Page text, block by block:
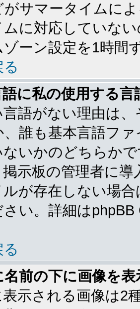
サマータイムに
に対応していな
ーン設定を1時間
る
に私の使用する
語がない理由は
誰も基本言語フ
いかのどちらか
掲示板の管理者に
が存在しない場
い。詳細は
る
名前の下に画像を
示される画像は2